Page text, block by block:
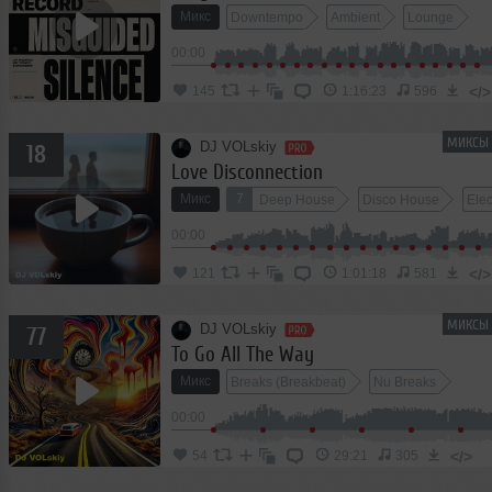
Микс Downtempo Ambient Lounge
145 1:16:23 596 </>
МИКСЫ
18 DJ VOLskiy
Love Disconnection
Микс 7 Deep House Disco House
121 581 </>
МИКСЫ
77 DJ VOLskiy
To Go All The Way
Микс Breaks (Breakbeat) Nu Breaks
54 29:21 305 </>